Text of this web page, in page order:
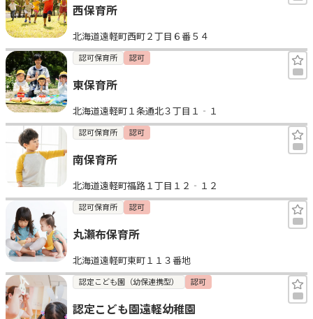
西保育所
北海道遠軽町西町２丁目６番５４
認可保育所 認可
東保育所
北海道遠軽町１条通北３丁目１‐１
認可保育所 認可
南保育所
北海道遠軽町福路１丁目１２‐１２
認可保育所 認可
丸瀬布保育所
北海道遠軽町東町１１３番地
認定こども園（幼保連携型） 認可
認定こども園遠軽幼稚園